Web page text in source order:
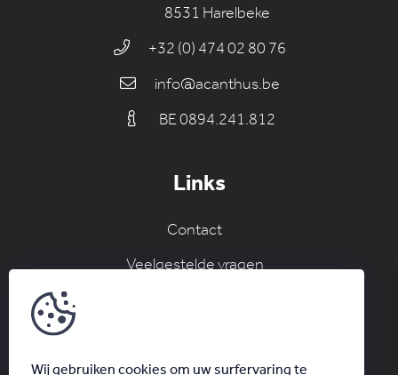
8531 Harelbeke
+32 (0) 474 02 80 76
info@acanthus.be
BE 0894.241.812
Links
Contact
Veelgestelde vragen
Wij gebruiken cookies om uw surfervaring te